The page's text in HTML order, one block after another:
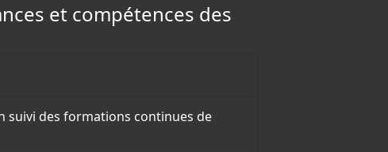
et compétences des
suivi des formations continues de